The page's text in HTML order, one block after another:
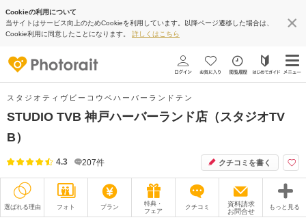
Cookieの利用について
当サイトはサービス向上のためCookieを利用しています。以降ページ遷移した場合は、
Cookie利用に同意したことになります。 詳しくはこちら
スタジオティヴビーコウベハーバーランドテン
STUDIO TVB 神戸ハーバーランド店（スタジオTV
B）
4.3 207件 クチコミを書く
選ばれる理由 フォト プラン
特典・
フェア
クチコミ
資料請求
お問合せ
もっと見る